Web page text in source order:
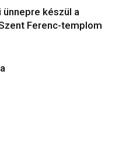
ünnepre készül a
Ferenc-templom